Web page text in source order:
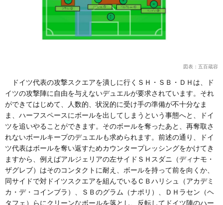
図表：五百蔵容
ドイツ代表の攻撃スクエアを潰しに行くＳＨ・ＳＢ・ＤＨは、ド
イツの攻撃陣に自由を与えないデュエルが要求されています。それ
ができてはじめて、人数的、状況的に受け手の準備が不十分なま
ま、ハーフスペースにボールを出してしまうという事態へと、ドイ
ツを追いやることができます。そのボールを奪ったあと、再奪取さ
れないボールキープのデュエルも求められます。前述の通り、ドイ
ツ代表はボールを奪い返すためカウンタープレッシングをかけてき
ますから、例えばアルジェリアの左サイドＳＨスダニ（ディナモ・
ザグレブ）はそのコンタクトに耐え、ボールを持って前を向くか、
同サイドで対ドイツスクエアを組んでいるＣＢハリシュ（アカデミ
カ・デ・コインブラ）、ＳＢのグラム（ナポリ）、ＤＨラセン（ヘ
タフェ）らにクリーンなボールを落とし、反転してドイツ陣のハー